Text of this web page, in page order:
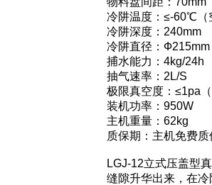
冷阱温度：≤-60℃（
冷阱深度：240mm
冷阱直径：Ф215mm
捕水能力：4kg/24h
抽气速率：2L/S
极限真空度：≤1pa
装机功率：950W
主机重量：62kg
质保期：主机免费
LGJ-12立式压盖型
缝隙升华出来，在